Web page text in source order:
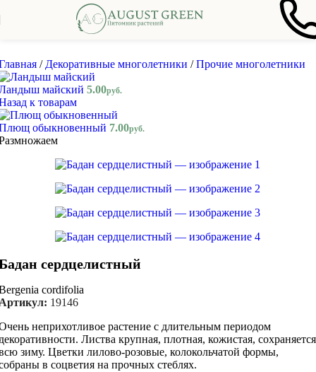
Skip to navigation Skip to main content
/ Декоративные многолетники / Прочие многолетники
майский 5.00руб.
к товарам
обыкновенный 7.00руб.
сердцелистный
cordifolia
19146
неприхотливое растение с длительным периодом
Листва крупная, плотная, кожистая, сохраняется
зиму. Цветки лилово-розовые, колокольчатой формы,
в соцветия на прочных стеблях.